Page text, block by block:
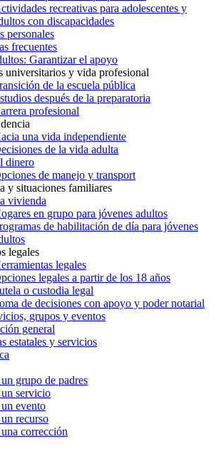
recreativas para adolescentes y
con discapacidades
personales
frecuentes
Garantizar el apoyo
universitarios y vida profesional
de la escuela pública
después de la preparatoria
profesional
una vida independiente
de la vida adulta
dinero
de manejo y transport
y situaciones familiares
vivienda
en grupo para jóvenes adultos
de habilitación de día para jóvenes
legales
legales
legales a partir de los 18 años
o custodia legal
de decisiones con apoyo y poder notarial
grupos y eventos
general
estatales y servicios
grupo de padres
servicio
evento
recurso
corrección